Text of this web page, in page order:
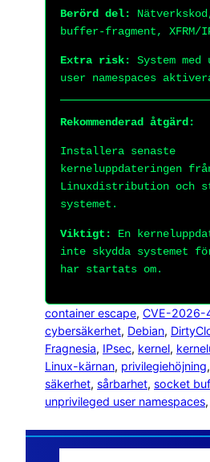
Berörd del:
buffer-fragment, XFRM/
Extra risk:
System
user namespaces
Rekommenderad åtgärd:
Installera senaste
kerneluppdateringen
Linuxdistribution och
systemet.
Viktigt:
En
inte skydda systemet
har startats om.
container escape, CVE-2026-
cybersäkerhet, Debian,
Fragnesia, IPsec, kernel,
Linux-kärnan, privilegiehöjning,
säkerhet, sårbarhet, socket
unprivileged user namespaces,